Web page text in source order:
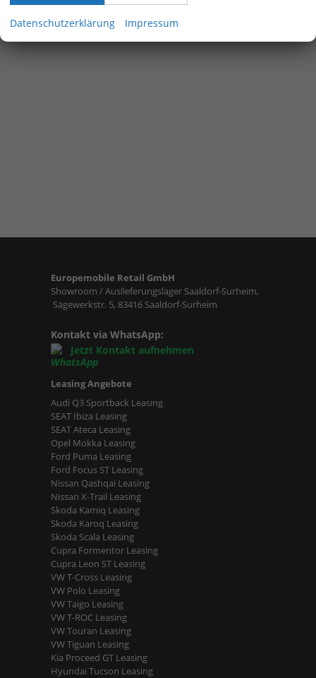
Europemobile Retail GmbH
Showroom / Auslieferungslager Saaldorf-Surheim,
Sägewerkstr. 5, 83416 Saaldorf-Surheim
Kontakt via WhatsApp:
Jetzt Kontakt aufnehmen
Leasing Angebote
Audi Q3 Sportback Leasing
SEAT Ibiza Leasing
SEAT Ateca Leasing
Opel Mokka Leasing
Ford Puma Leasing
Ford Focus ST Leasing
Nissan Qashqai Leasing
Nissan X-Trail Leasing
Skoda Kamiq Leasing
Skoda Karoq Leasing
Skoda Scala Leasing
Cupra Formentor Leasing
Cupra Leon ST Leasing
VW T-Cross Leasing
VW Polo Leasing
VW Taigo Leasing
VW T-ROC Leasing
VW Touran Leasing
VW Tiguan Leasing
Kia Proceed GT Leasing
Hyundai Tucson Leasing
Datenschutzerklärung Impressum